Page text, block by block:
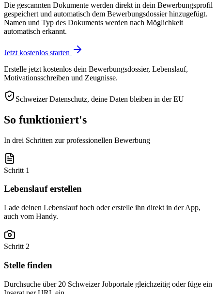
Die gescannten Dokumente werden direkt in dein Bewerbungsprofil
gespeichert und automatisch dem Bewerbungsdossier hinzugefügt.
Namen und Typ des Dokuments werden nach Möglichkeit
automatisch erkannt.
Jetzt kostenlos starten
Erstelle jetzt kostenlos dein Bewerbungsdossier, Lebenslauf,
Motivationsschreiben und Zeugnisse.
Schweizer Datenschutz, deine Daten bleiben in der EU
So funktioniert's
In drei Schritten zur professionellen Bewerbung
Schritt 1
Lebenslauf erstellen
Lade deinen Lebenslauf hoch oder erstelle ihn direkt in der App,
auch vom Handy.
Schritt 2
Stelle finden
Durchsuche über 20 Schweizer Jobportale gleichzeitig oder füge ein